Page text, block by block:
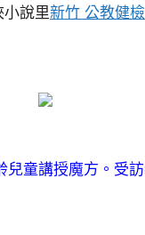
小說里新竹 公教健檢
兒童講授魔方。受